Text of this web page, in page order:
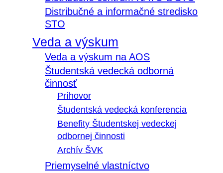
Distribučné a informačné stredisko
STO
Veda a výskum
Veda a výskum na AOS
Študentská vedecká odborná
činnosť
Príhovor
Študentská vedecká konferencia
Benefity Študentskej vedeckej
odbornej činnosti
Archív ŠVK
Priemyselné vlastníctvo